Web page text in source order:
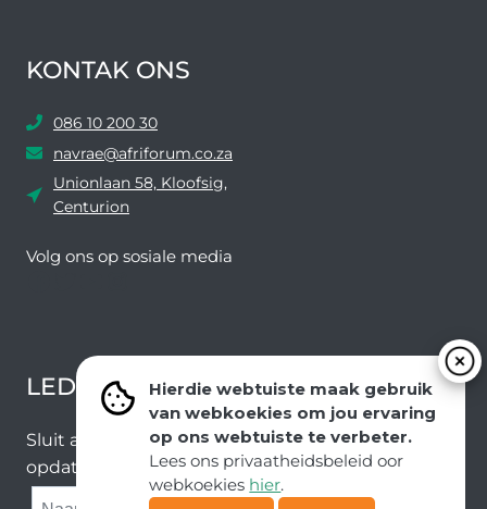
Hierdie webtuiste maak gebruik
van webkoekies om jou ervaring
op ons webtuiste te verbeter.
Lees ons privaatheidsbeleid oor
webkoekies hier.
KONTAK ONS
086 10 200 30
navrae@afriforum.co.za
Unionlaan 58, Kloofsig,
Centurion
Volg ons ​​op sosiale media
LEDEVOORDELE NUUSBRIEF
Sluit aan by ons e-poslys om die nuutste nuus en
opdaterings van ons span te ontvang.